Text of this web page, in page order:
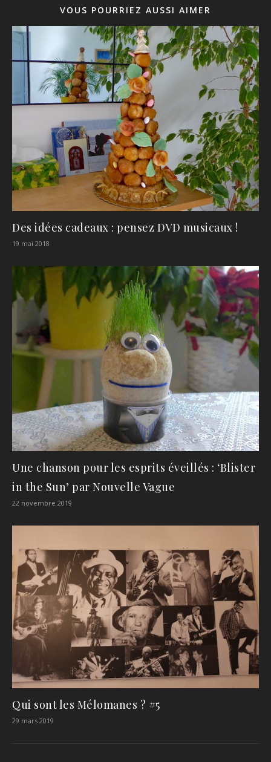
VOUS POURRIEZ AUSSI AIMER
Des idées cadeaux : pensez DVD musicaux !
19 mai 2018
Une chanson pour les esprits éveillés : ‘Blister
in the Sun’ par Nouvelle Vague
22 novembre 2019
Qui sont les Mélomanes ? #5
29 mars 2019